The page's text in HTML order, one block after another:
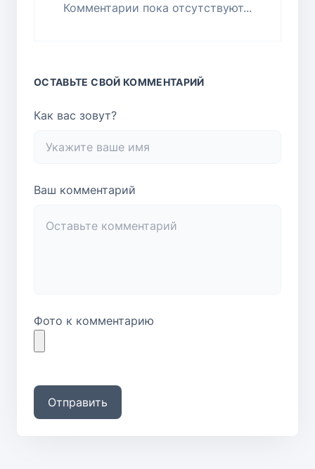
Комментарии пока отсутствуют...
ОСТАВЬТЕ СВОЙ КОММЕНТАРИЙ
Как вас зовут?
Ваш комментарий
Фото к комментарию
Отправить